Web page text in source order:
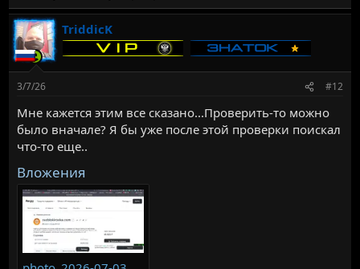
TriddicK
3/7/26 #12
Мне кажется этим все сказано...Проверить-то можно
было вначале? Я бы уже после этой проверки поискал
что-то еще..
Вложения